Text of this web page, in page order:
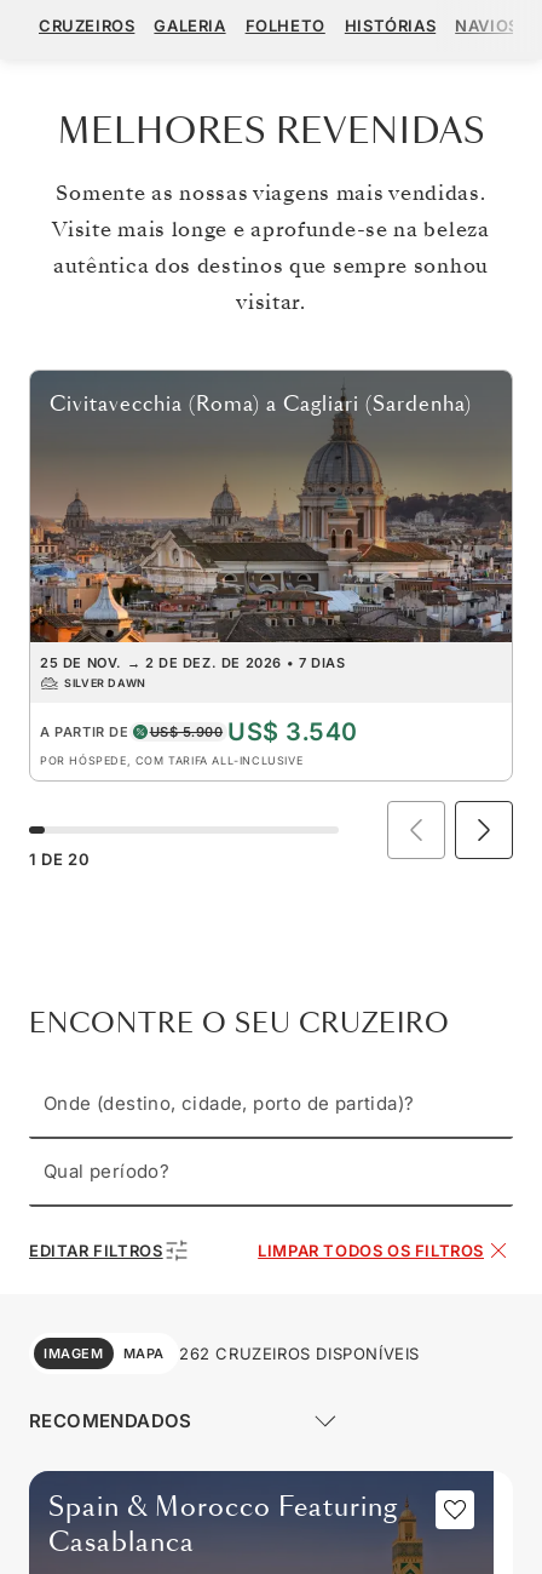
CRUZEIROS GALERIA FOLHETO HISTÓRIAS NAVIOS
MELHORES REVENIDAS
Somente as nossas viagens mais vendidas.
Visite mais longe e aprofunde-se na beleza
autêntica dos destinos que sempre sonhou
visitar.
Civitavecchia (Roma) a Cagliari (Sardenha)
25 DE NOV. → 2 DE DEZ. DE 2026 • 7 DIAS
SILVER DAWN
A PARTIR DE US$ 5.900 US$ 3.540
POR HÓSPEDE, COM TARIFA ALL-INCLUSIVE
1 DE 20
ENCONTRE O SEU CRUZEIRO
Onde (destino, cidade, porto de partida)?
Qual período?
EDITAR FILTROS LIMPAR TODOS OS FILTROS
IMAGEM MAPA 262 CRUZEIROS DISPONÍVEIS
Spain & Morocco Featuring
Casablanca